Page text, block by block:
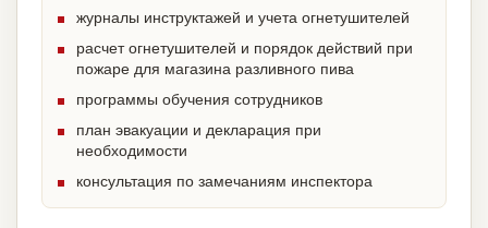
журналы инструктажей и учета огнетушителей
расчет огнетушителей и порядок действий при
пожаре для магазина разливного пива
программы обучения сотрудников
план эвакуации и декларация при
необходимости
консультация по замечаниям инспектора